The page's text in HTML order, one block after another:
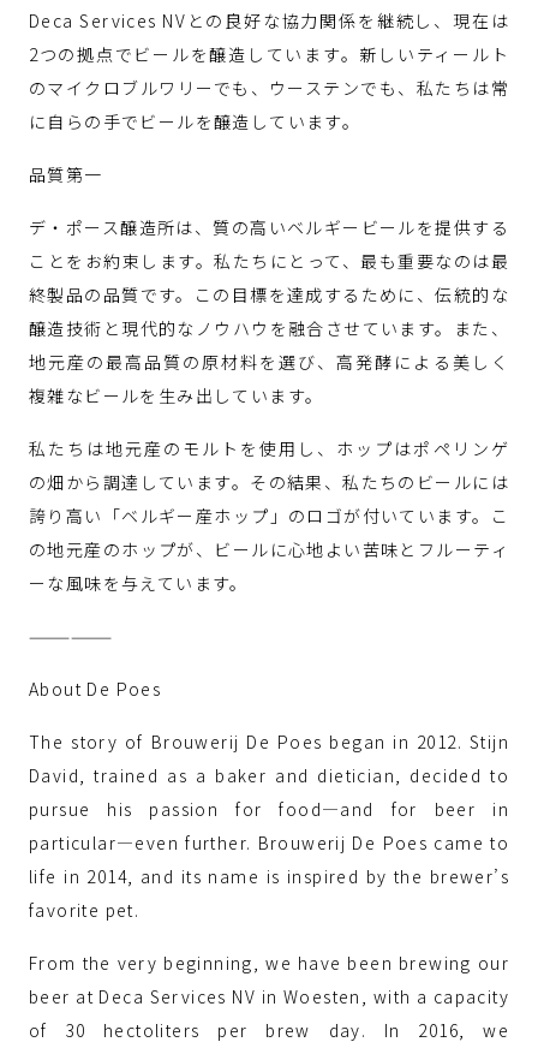
Deca Services NVとの良好な協力関係を継続し、現在は
2つの拠点でビールを醸造しています。新しいティールト
のマイクロブルワリーでも、ウーステンでも、私たちは常
に自らの手でビールを醸造しています。
品質第一
デ・ポース醸造所は、質の高いベルギービールを提供する
ことをお約束します。私たちにとって、最も重要なのは最
終製品の品質です。この目標を達成するために、伝統的な
醸造技術と現代的なノウハウを融合させています。また、
地元産の最高品質の原材料を選び、高発酵による美しく
複雑なビールを生み出しています。
私たちは地元産のモルトを使用し、ホップはポペリンゲ
の畑から調達しています。その結果、私たちのビールには
誇り高い「ベルギー産ホップ」のロゴが付いています。こ
の地元産のホップが、ビールに心地よい苦味とフルーティ
ーな風味を与えています。
——————
About De Poes
The story of Brouwerij De Poes began in 2012. Stijn
David, trained as a baker and dietician, decided to
pursue his passion for food—and for beer in
particular—even further. Brouwerij De Poes came to
life in 2014, and its name is inspired by the brewer’s
favorite pet.
From the very beginning, we have been brewing our
beer at Deca Services NV in Woesten, with a capacity
of 30 hectoliters per brew day. In 2016, we